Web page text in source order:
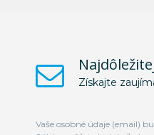
Získajte
Vaše osobné údaje (email)